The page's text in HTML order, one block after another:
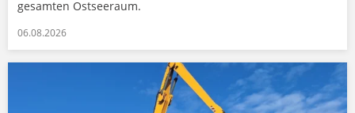
gesamten Ostseeraum.
06.08.2026